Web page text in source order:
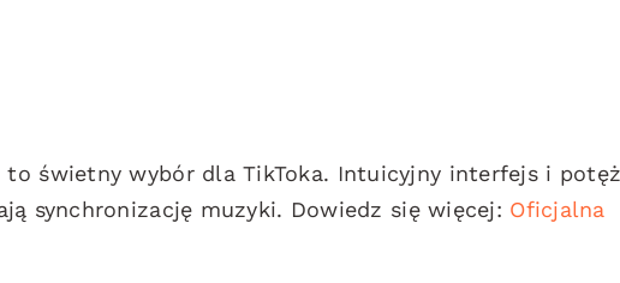
to świetny wybór dla TikToka. Intuicyjny interfejs i
synchronizację muzyki. Dowiedz się więcej: Oficjalna